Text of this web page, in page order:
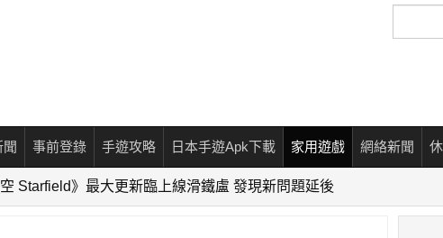
尋
事前登錄 手遊攻略 日本手遊Apk下載 家用遊戲 網絡新聞
空 Starfield》最大更新臨上線滑鐵盧 發現新問題延後